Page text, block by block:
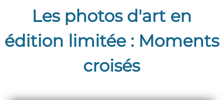
Les photos d'art en
édition limitée : Moments
croisés